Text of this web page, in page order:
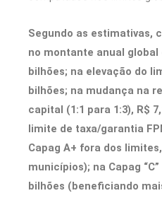
Segundo as estimativas,
no montante anual global
bilhões; na elevação do
bilhões; na mudança na
capital (1:1 para 1:3), R$
limite de taxa/garantia
Capag A+ fora dos
municípios); na Capag
bilhões (beneficiando